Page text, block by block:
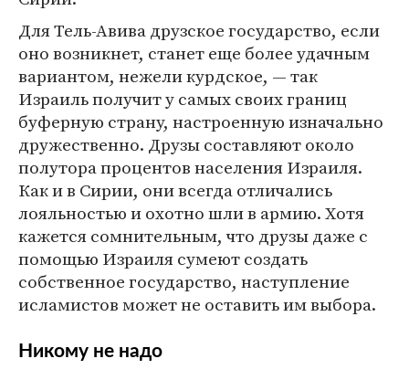
Для Тель-Авива друзское государство, если
оно возникнет, станет еще более удачным
вариантом, нежели курдское, — так
Израиль получит у самых своих границ
буферную страну, настроенную изначально
дружественно. Друзы составляют около
полутора процентов населения Израиля.
Как и в Сирии, они всегда отличались
лояльностью и охотно шли в армию. Хотя
кажется сомнительным, что друзы даже с
помощью Израиля сумеют создать
собственное государство, наступление
исламистов может не оставить им выбора.
Никому не надо